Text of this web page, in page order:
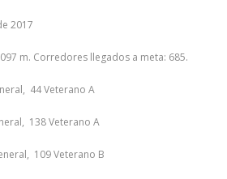
2017
m. Corredores llegados a meta: 685.
44 Veterano A
138 Veterano A
109 Veterano B